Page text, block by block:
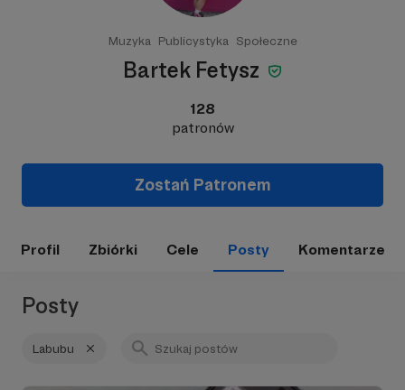
Muzyka Publicystyka Społeczne
Bartek Fetysz
128
patronów
Zostań Patronem
Profil Zbiórki Cele Posty Komentarze
Posty
Labubu